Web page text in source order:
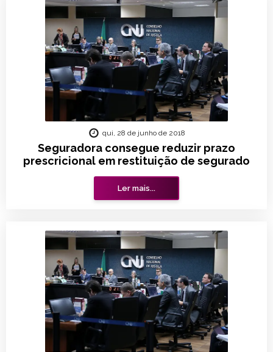
Seguradora consegue reduzir prazo
prescricional em restituição de segurado
qui, 28 de junho de 2018
Ler mais...